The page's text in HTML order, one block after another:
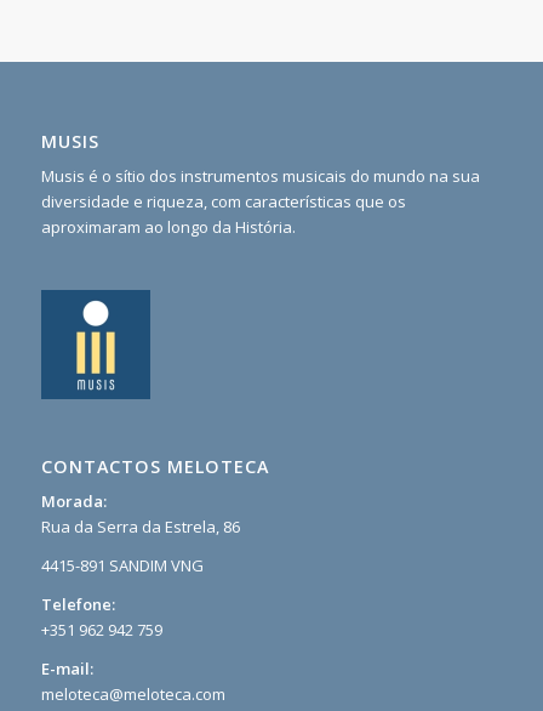
MUSIS
Musis é o sítio dos instrumentos musicais do mundo na sua
diversidade e riqueza, com características que os
aproximaram ao longo da História.
CONTACTOS MELOTECA
Morada:
Rua da Serra da Estrela, 86
4415-891 SANDIM VNG
Telefone:
+351 962 942 759
E-mail:
meloteca@meloteca.com